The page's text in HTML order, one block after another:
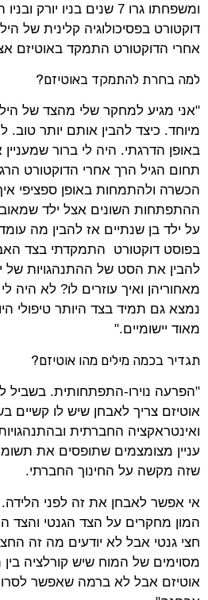
ומשפחתו גרו 7 שנים בניו
דוקטורט בפסיכולוגיה קלינית של
אחרי הדוקטורט התמקד באוטיזם
למה בחרת להתמקד באוטיזם?
"אני מגיע למחקר שלי מהצד של
מיוחד. כיצד להבין אותם יותר טוב.
באופן הדרגתי. היה לי ברור שמעניין
תחום הגיל הרך אחרי הדוקטורט
הכשרה ולהתמחות באופן ספציפי
ההתפתחות השונים אצל ילד
על ילד בן שנתיים אז להבין מה
בפוסט דוקטורט התמקדתי בצד
להבין את הסט של ההתנהגויות של
מאחוריהן ואיך עוזרים לו? לא היה
נמצא גם תמיד בצד היותר טיפולי
מאוד יישומיים."
תגדיר בכמה מילים מהו אוטיזם?
"הפרעה נוירו-התפתחותית. בשביל
אוטיזם צריך לאבחן שיש לו קשיים
ואינטראקציה החברתית
עניין מצומצמים שתופסים את
שזה מקשה על החינוך החברתי.
אי אפשר לאבחן את זה לפני הלידה.
המון מחקרים על הצד הגנטי והצד
חצי גנטי אבל לא יודעים מה זה
מסוימים של המוח שיש קורלציה
אוטיזם אבל לא ברמה שאפשר